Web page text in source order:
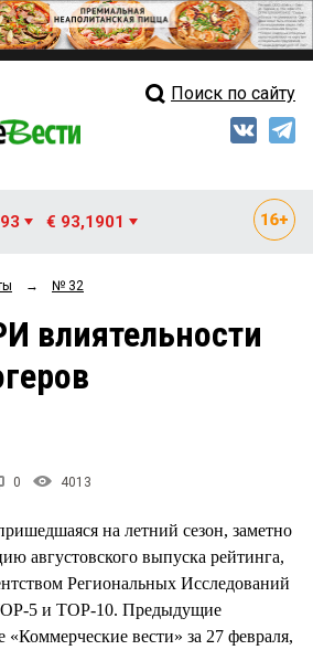
Свежий выпуск
Рейтинги
Поиск по сайту
€ 93,1901
→ № 32
влиятельности
0 4013
на летний сезон, заметно
августовского выпуска рейтинга,
Региональных Исследований
5 и TOP-10. Предыдущие
«Коммерческие вести» за 27 февраля,